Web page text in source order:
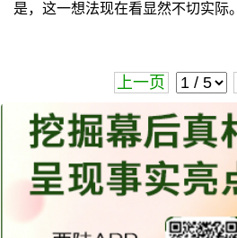
是，这一想法现在看显然不切实际。
上一页